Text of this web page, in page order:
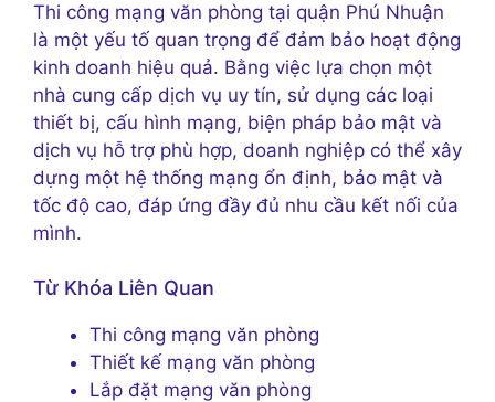
Thi công mạng văn phòng tại quận Phú Nhuận
là một yếu tố quan trọng để đảm bảo hoạt động
kinh doanh hiệu quả. Bằng việc lựa chọn một
nhà cung cấp dịch vụ uy tín, sử dụng các loại
thiết bị, cấu hình mạng, biện pháp bảo mật và
dịch vụ hỗ trợ phù hợp, doanh nghiệp có thể xây
dựng một hệ thống mạng ổn định, bảo mật và
tốc độ cao, đáp ứng đầy đủ nhu cầu kết nối của
mình.
Từ Khóa Liên Quan
Thi công mạng văn phòng
Thiết kế mạng văn phòng
Lắp đặt mạng văn phòng